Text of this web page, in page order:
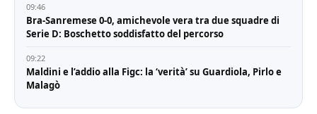
09:46
Bra-Sanremese 0-0, amichevole vera tra due squadre di
Serie D: Boschetto soddisfatto del percorso
09:22
Maldini e l’addio alla Figc: la ‘verità’ su Guardiola, Pirlo e
Malagò